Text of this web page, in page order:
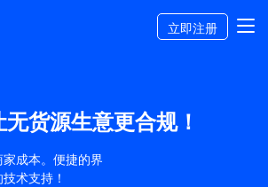
立即注册
货源生意更合规！
成本。便捷的界
术支持！